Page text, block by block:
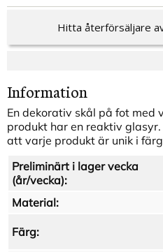
Hitta återförsäljare
Information
En dekorativ skål på fot med
produkt har en reaktiv
att varje produkt är unik i
Preliminärt i lager vecka
(år/vecka):
Material:
Färg: